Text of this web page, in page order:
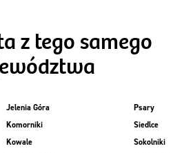
z tego samego
Jelenia Góra
Komorniki
Kowale
Psary
Siedlce
Sokolniki